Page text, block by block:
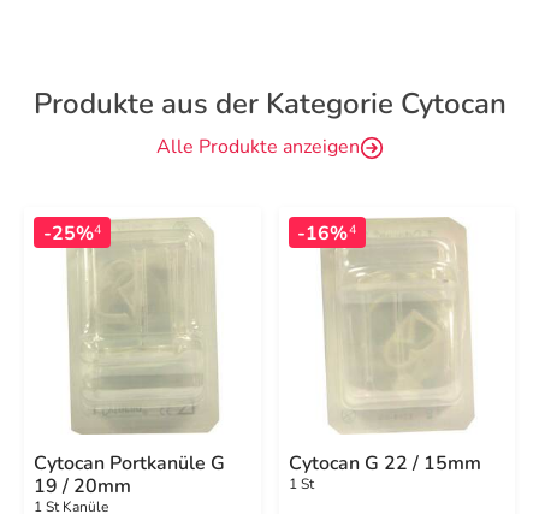
Produkte aus der Kategorie Cytocan
Alle Produkte anzeigen
-25%4
Cytocan Portkanüle G
19 / 20mm
1 St Kanüle
-16%4
Cytocan G 22 / 15mm
1 St